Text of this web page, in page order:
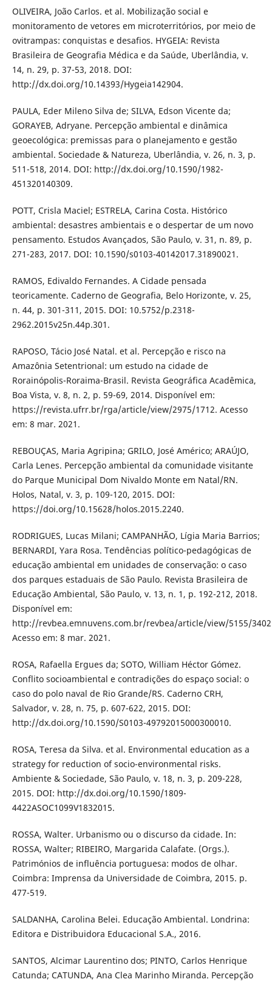
OLIVEIRA, João Carlos. et al. Mobilização social e
monitoramento de vetores em microterritórios, por meio de
ovitrampas: conquistas e desafios. HYGEIA: Revista
Brasileira de Geografia Médica e da Saúde, Uberlândia, v.
14, n. 29, p. 37-53, 2018. DOI:
http://dx.doi.org/10.14393/Hygeia142904.
PAULA, Eder Mileno Silva de; SILVA, Edson Vicente da;
GORAYEB, Adryane. Percepção ambiental e dinâmica
geoecológica: premissas para o planejamento e gestão
ambiental. Sociedade & Natureza, Uberlândia, v. 26, n. 3, p.
511-518, 2014. DOI: http://dx.doi.org/10.1590/1982-
451320140309.
POTT, Crisla Maciel; ESTRELA, Carina Costa. Histórico
ambiental: desastres ambientais e o despertar de um novo
pensamento. Estudos Avançados, São Paulo, v. 31, n. 89, p.
271-283, 2017. DOI: 10.1590/s0103-40142017.31890021.
RAMOS, Edivaldo Fernandes. A Cidade pensada
teoricamente. Caderno de Geografia, Belo Horizonte, v. 25,
n. 44, p. 301-311, 2015. DOI: 10.5752/p.2318-
2962.2015v25n.44p.301.
RAPOSO, Tácio José Natal. et al. Percepção e risco na
Amazônia Setentrional: um estudo na cidade de
Rorainópolis-Roraima-Brasil. Revista Geográfica Acadêmica,
Boa Vista, v. 8, n. 2, p. 59-69, 2014. Disponível em:
https://revista.ufrr.br/rga/article/view/2975/1712. Acesso
em: 8 mar. 2021.
REBOUÇAS, Maria Agripina; GRILO, José Américo; ARAÚJO,
Carla Lenes. Percepção ambiental da comunidade visitante
do Parque Municipal Dom Nivaldo Monte em Natal/RN.
Holos, Natal, v. 3, p. 109-120, 2015. DOI:
https://doi.org/10.15628/holos.2015.2240.
RODRIGUES, Lucas Milani; CAMPANHÃO, Lígia Maria Barrios;
BERNARDI, Yara Rosa. Tendências político-pedagógicas de
educação ambiental em unidades de conservação: o caso
dos parques estaduais de São Paulo. Revista Brasileira de
Educação Ambiental, São Paulo, v. 13, n. 1, p. 192-212, 2018.
Disponível em:
http://revbea.emnuvens.com.br/revbea/article/view/5155/
Acesso em: 8 mar. 2021.
ROSA, Rafaella Ergues da; SOTO, William Héctor Gómez.
Conflito socioambiental e contradições do espaço social: o
caso do polo naval de Rio Grande/RS. Caderno CRH,
Salvador, v. 28, n. 75, p. 607-622, 2015. DOI:
http://dx.doi.org/10.1590/S0103-49792015000300010.
ROSA, Teresa da Silva. et al. Environmental education as a
strategy for reduction of socio-environmental risks.
Ambiente & Sociedade, São Paulo, v. 18, n. 3, p. 209-228,
2015. DOI: http://dx.doi.org/10.1590/1809-
4422ASOC1099V1832015.
ROSSA, Walter. Urbanismo ou o discurso da cidade. In:
ROSSA, Walter; RIBEIRO, Margarida Calafate. (Orgs.).
Patrimónios de influência portuguesa: modos de olhar.
Coimbra: Imprensa da Universidade de Coimbra, 2015. p.
477-519.
SALDANHA, Carolina Belei. Educação Ambiental. Londrina:
Editora e Distribuidora Educacional S.A., 2016.
SANTOS, Alcimar Laurentino dos; PINTO, Carlos Henrique
Catunda; CATUNDA, Ana Clea Marinho Miranda. Percepção